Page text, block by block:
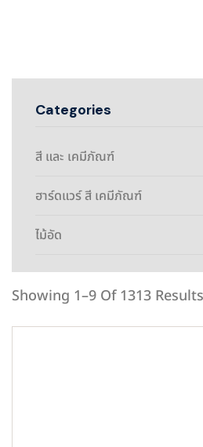
Categories
สี และ เคมีภัณฑ์
ฮาร์ดแวร์ สี เคมีภัณฑ์
ไม้อัด
Showing 1–9 Of 1313 Results